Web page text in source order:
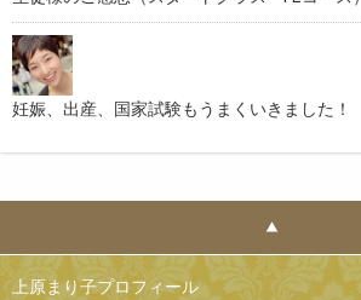
妊娠、出産、国家試験もうまくいきました！
上原まり子プロフィール